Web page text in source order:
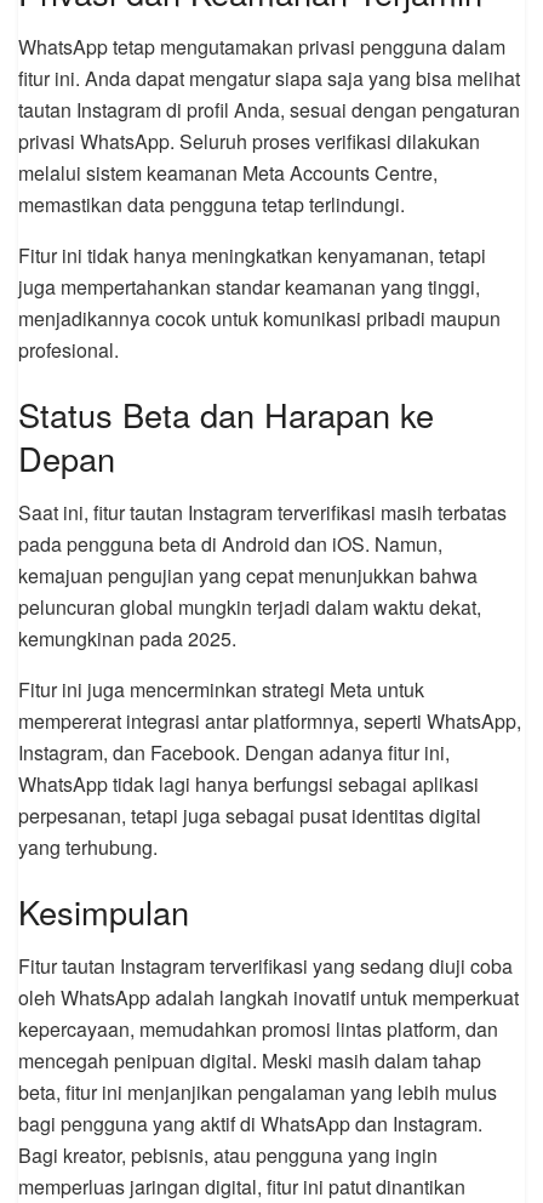
WhatsApp tetap mengutamakan privasi pengguna dalam
fitur ini. Anda dapat mengatur siapa saja yang bisa melihat
tautan Instagram di profil Anda, sesuai dengan pengaturan
privasi WhatsApp. Seluruh proses verifikasi dilakukan
melalui sistem keamanan Meta Accounts Centre,
memastikan data pengguna tetap terlindungi.
Fitur ini tidak hanya meningkatkan kenyamanan, tetapi
juga mempertahankan standar keamanan yang tinggi,
menjadikannya cocok untuk komunikasi pribadi maupun
profesional.
Status Beta dan Harapan ke
Depan
Saat ini, fitur tautan Instagram terverifikasi masih terbatas
pada pengguna beta di Android dan iOS. Namun,
kemajuan pengujian yang cepat menunjukkan bahwa
peluncuran global mungkin terjadi dalam waktu dekat,
kemungkinan pada 2025.
Fitur ini juga mencerminkan strategi Meta untuk
mempererat integrasi antar platformnya, seperti WhatsApp,
Instagram, dan Facebook. Dengan adanya fitur ini,
WhatsApp tidak lagi hanya berfungsi sebagai aplikasi
perpesanan, tetapi juga sebagai pusat identitas digital
yang terhubung.
Kesimpulan
Fitur tautan Instagram terverifikasi yang sedang diuji coba
oleh WhatsApp adalah langkah inovatif untuk memperkuat
kepercayaan, memudahkan promosi lintas platform, dan
mencegah penipuan digital. Meski masih dalam tahap
beta, fitur ini menjanjikan pengalaman yang lebih mulus
bagi pengguna yang aktif di WhatsApp dan Instagram.
Bagi kreator, pebisnis, atau pengguna yang ingin
memperluas jaringan digital, fitur ini patut dinantikan